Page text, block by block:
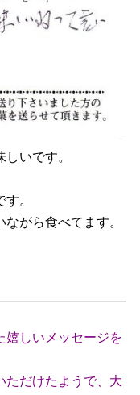
いです。
。
がら食べてます。
嬉しいメッセージを
だけたようで、大